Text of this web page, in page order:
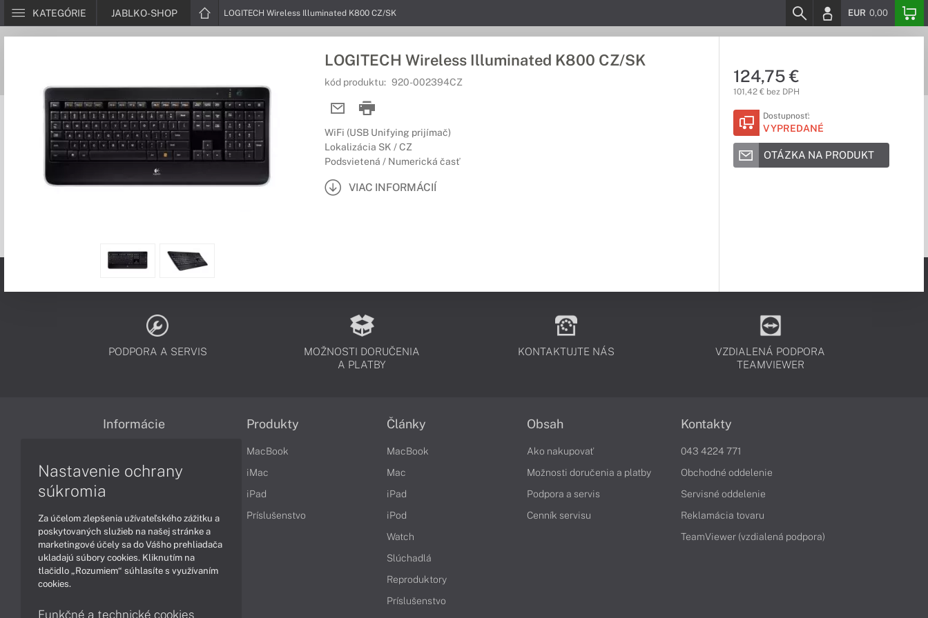
KATEGÓRIE JABLKO-SHOP LOGITECH Wireless Illuminated K800 CZ/SK EUR 0,00
LOGITECH Wireless Illuminated K800 CZ/SK
kód produktu: 920-002394CZ
WiFi (USB Unifying prijímač)
Lokalizácia SK / CZ
Podsvietená / Numerická časť
VIAC INFORMÁCIÍ
124,75 €
101,42 € bez DPH
Dostupnosť:
VYPREDANÉ
OTÁZKA NA PRODUKT
PODPORA A SERVIS
MOŽNOSTI DORUČENIA
A PLATBY
KONTAKTUJTE NÁS
VZDIALENÁ PODPORA
TEAMVIEWER
Informácie
Reklamačné podmienky
Ochrana osobných údajov
Vrátenie tovaru
Vyhlásenie o prístupnosti
Cookies
Produkty
MacBook
iMac
iPad
Príslušenstvo
Články
MacBook
Mac
iPad
iPod
Watch
Slúchadlá
Reproduktory
Príslušenstvo
Obsah
Ako nakupovať
Možnosti doručenia a platby
Podpora a servis
Cenník servisu
Kontakty
043 4224 771
Obchodné oddelenie
Servisné oddelenie
Reklamácia tovaru
TeamViewer (vzdialená podpora)
Nastavenie ochrany
súkromia
Za účelom zlepšenia užívateľského zážitku a
poskytovaných služieb na našej stránke a
marketingové účely sa do Vášho prehliadača
ukladajú súbory cookies. Kliknutím na
tlačidlo „Rozumiem“ súhlasíte s využívaním
cookies.
Funkčné a technické cookies